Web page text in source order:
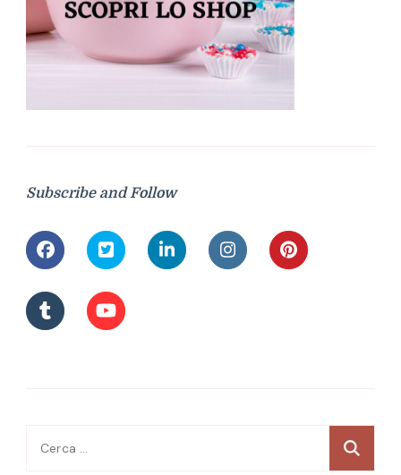
Subscribe and Follow
Ricerca